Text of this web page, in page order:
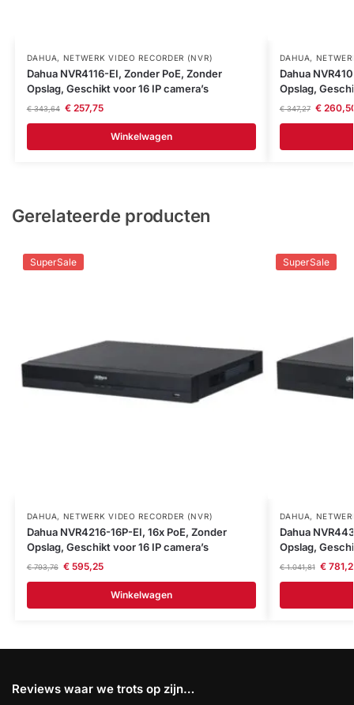
DAHUA, NETWERK VIDEO RECORDER (NVR)
Dahua NVR4116-EI, Zonder PoE, Zonder
Opslag, Geschikt voor 16 IP camera’s
€343,64 €257,75
Winkelwagen
DAHUA,
Dahua
Opslag,
€347,27 €
Gerelateerde producten
SuperSale
DAHUA, NETWERK VIDEO RECORDER (NVR)
Dahua NVR4216-16P-EI, 16x PoE, Zonder
Opslag, Geschikt voor 16 IP camera’s
€793,76 €595,25
Winkelwagen
SuperSale
DAHUA,
Dahua
Opslag,
€1.041,81 €
Reviews waar we trots op zijn…